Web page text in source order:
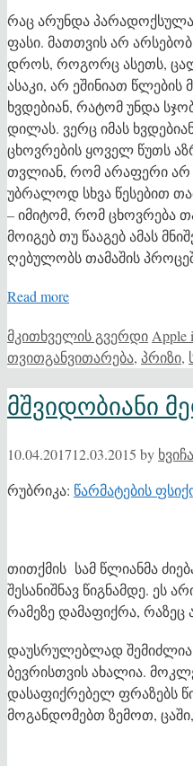
რაც არუნდა
ფასი. მათთვის არ
დროს, როგორც ასეთს,
ასაკი, არ ეშინიათ
ხვდებიან, რატომ უნდა
დილას. ვერც იმას
ცხოვრების ყოველ წუთს
თვლიან, რომ არაფერი არ
უბრალოდ სხვა წესებით
– იმიტომ, რომ ცხოვრება
მოიგებ თუ წააგებ ამას
ღებულობს თამაშის
Read more
Categories
მკითხველის გვერდი Tags
Apple
თვითგანვითარება, პრიზი,
მშვიდობიანი
10.04.201712.03.2015 by
რუბრიკა: წარმატების
თითქმის სამ წლიანმა
შესანიშნავ წიგნამდე. ეს
რამეზე დამაფიქრა,
დაუსრულებლად შემიძლია
ბევრისთვის ახალია.
დასაფიქრებელ ფრაზებს
მოგანდომებთ ზემოთ,